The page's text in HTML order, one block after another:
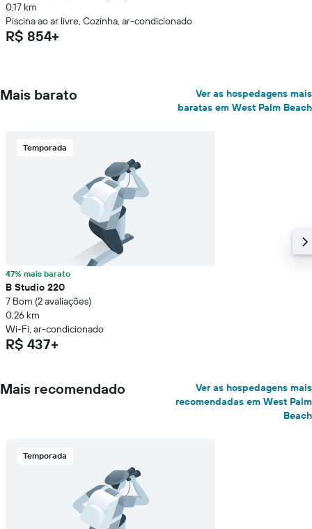
0,17 km
Piscina ao ar livre, Cozinha, ar-condicionado
R$ 854+
Mais barato
Ver as hospedagens mais
baratas em West Palm Beach
Temporada
47% mais barato
B Studio 220
7 Bom (2 avaliações)
0,26 km
Wi-Fi, ar-condicionado
R$ 437+
Mais recomendado
Ver as hospedagens mais
recomendadas em West Palm
Beach
Temporada